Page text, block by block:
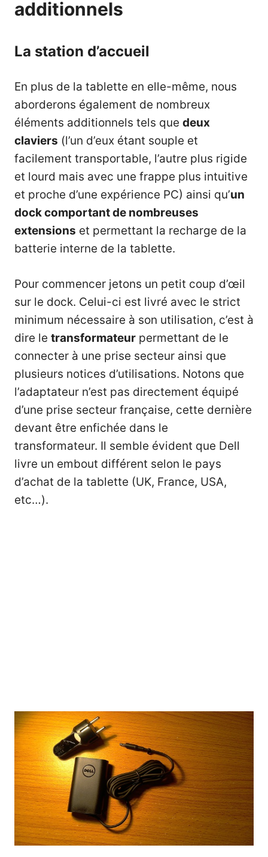
additionnels
La station d’accueil
En plus de la tablette en elle-même, nous
aborderons également de nombreux
éléments additionnels tels que deux
claviers (l’un d’eux étant souple et
facilement transportable, l’autre plus rigide
et lourd mais avec une frappe plus intuitive
et proche d’une expérience PC) ainsi qu’un
dock comportant de nombreuses
extensions et permettant la recharge de la
batterie interne de la tablette.
Pour commencer jetons un petit coup d’œil
sur le dock. Celui-ci est livré avec le strict
minimum nécessaire à son utilisation, c’est à
dire le transformateur permettant de le
connecter à une prise secteur ainsi que
plusieurs notices d’utilisations. Notons que
l’adaptateur n’est pas directement équipé
d’une prise secteur française, cette dernière
devant être enfichée dans le
transformateur. Il semble évident que Dell
livre un embout différent selon le pays
d’achat de la tablette (UK, France, USA,
etc…).